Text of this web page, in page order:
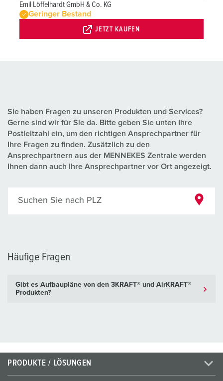
Emil Löffelhardt GmbH & Co. KG
Geringer Bestand
JETZT KAUFEN
Sie haben Fragen zu unseren Produkten und Services?
Gerne sind wir für Sie da. Bitte geben Sie unten Ihre
Postleitzahl ein, um den richtigen Ansprechpartner für
Ihre Fragen zu finden. Zusätzlich zu den
Ansprechpartnern aus der MENNEKES Zentrale werden
Ihnen dann auch Ihre Ansprechpartner vor Ort angezeigt.
Suchen Sie nach PLZ
Häufige Fragen
Gibt es Aufbaupläne von den 3KRAFT® und AirKRAFT®
Produkten?
PRODUKTE / LÖSUNGEN